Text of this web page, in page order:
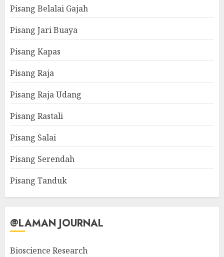
Pisang Belalai Gajah
Pisang Jari Buaya
Pisang Kapas
Pisang Raja
Pisang Raja Udang
Pisang Rastali
Pisang Salai
Pisang Serendah
Pisang Tanduk
@LAMAN JOURNAL
Bioscience Research